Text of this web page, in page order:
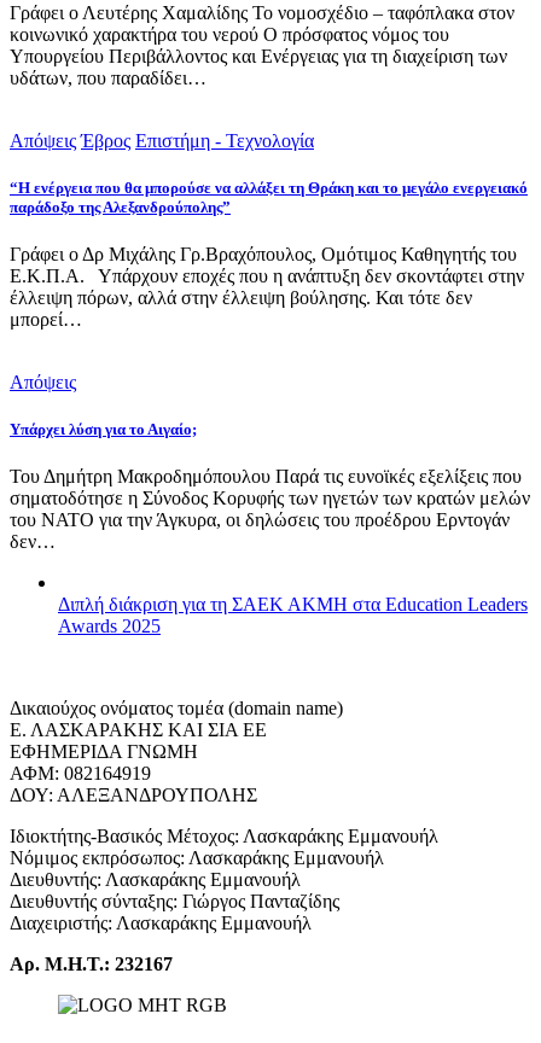
Γράφει ο Λευτέρης Χαμαλίδης Το νομοσχέδιο – ταφόπλακα στον
κοινωνικό χαρακτήρα του νερού Ο πρόσφατος νόμος του
Υπουργείου Περιβάλλοντος και Ενέργειας για τη διαχείριση των
υδάτων, που παραδίδει…
Απόψεις Έβρος Επιστήμη - Τεχνολογία
“Η ενέργεια που θα μπορούσε να αλλάξει τη Θράκη και το μεγάλο ενεργειακό
παράδοξο της Αλεξανδρούπολης”
Γράφει ο Δρ Μιχάλης Γρ.Βραχόπουλος, Ομότιμος Καθηγητής του
Ε.Κ.Π.Α. Υπάρχουν εποχές που η ανάπτυξη δεν σκοντάφτει στην
έλλειψη πόρων, αλλά στην έλλειψη βούλησης. Και τότε δεν
μπορεί…
Απόψεις
Υπάρχει λύση για το Αιγαίο;
Του Δημήτρη Μακροδημόπουλου Παρά τις ευνοϊκές εξελίξεις που
σηματοδότησε η Σύνοδος Κορυφής των ηγετών των κρατών μελών
του ΝΑΤΟ για την Άγκυρα, οι δηλώσεις του προέδρου Ερντογάν
δεν…
Διπλή διάκριση για τη ΣΑΕΚ ΑΚΜΗ στα Education Leaders
Awards 2025
Δικαιούχος ονόματος τομέα (domain name)
Ε. ΛΑΣΚΑΡΑΚΗΣ ΚΑΙ ΣΙΑ ΕΕ
ΕΦΗΜΕΡΙΔΑ ΓΝΩΜΗ
ΑΦΜ: 082164919
ΔΟΥ: ΑΛΕΞΑΝΔΡΟΥΠΟΛΗΣ
Ιδιοκτήτης-Βασικός Μέτοχος: Λασκαράκης Εμμανουήλ
Νόμιμος εκπρόσωπος: Λασκαράκης Εμμανουήλ
Διευθυντής: Λασκαράκης Εμμανουήλ
Διευθυντής σύνταξης: Γιώργος Πανταζίδης
Διαχειριστής: Λασκαράκης Εμμανουήλ
Αρ. Μ.Η.Τ.: 232167